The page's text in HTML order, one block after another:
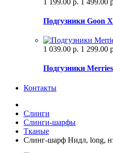
Подгузники Goon
1 039.00 р. 1 299.00
Подгузники
Контакты
Слинги
Слинги-шарфы
Тканые
Слинг-шарф Нидл, long,